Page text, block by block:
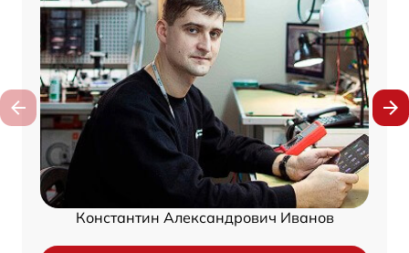
Константин Александрович Иванов